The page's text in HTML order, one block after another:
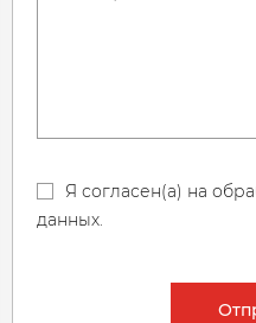
Я согласен(а) на
данных.